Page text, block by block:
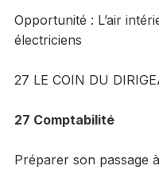
Opportunité : L’air
électriciens
27 LE COIN DU
27 Comptabilité
Préparer son passage